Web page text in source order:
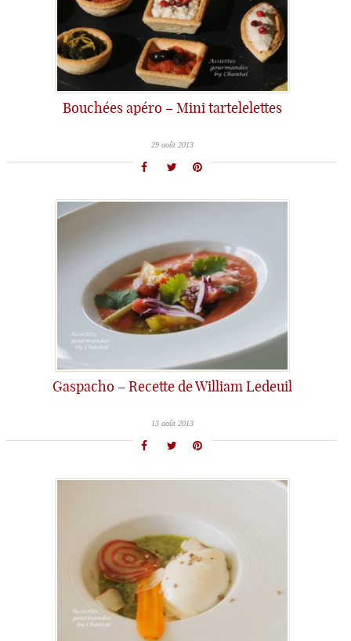
Bouchées apéro – Mini tartelelettes
29 août 2013
Gaspacho – Recette de William Ledeuil
13 août 2013